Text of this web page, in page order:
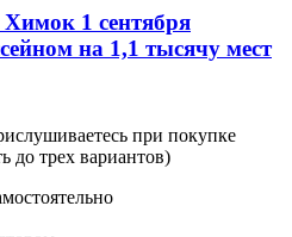
1 сентября
на 1,1 тысячу мест
при покупке
до трех вариантов)